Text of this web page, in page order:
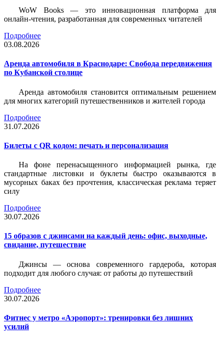
WoW Books — это инновационная платформа для
онлайн-чтения, разработанная для современных читателей
Подробнее
03.08.2026
Аренда автомобиля в Краснодаре: Свобода передвижения
по Кубанской столице
Аренда автомобиля становится оптимальным решением
для многих категорий путешественников и жителей города
Подробнее
31.07.2026
Билеты c QR кодом: печать и персонализация
На фоне перенасыщенного информацией рынка, где
стандартные листовки и буклеты быстро оказываются в
мусорных баках без прочтения, классическая реклама теряет
силу
Подробнее
30.07.2026
15 образов с джинсами на каждый день: офис, выходные,
свидание, путешествие
Джинсы — основа современного гардероба, которая
подходит для любого случая: от работы до путешествий
Подробнее
30.07.2026
Фитнес у метро «Аэропорт»: тренировки без лишних
усилий